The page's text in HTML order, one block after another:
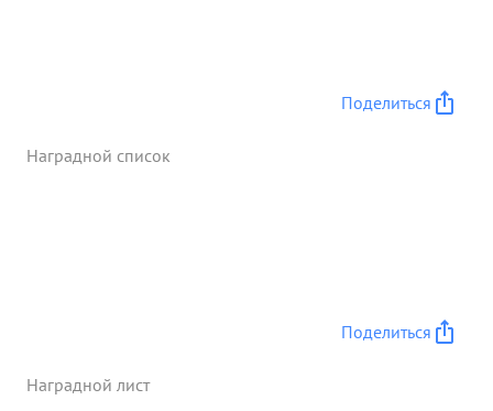
Поделиться
Наградной список
Поделиться
Наградной лист